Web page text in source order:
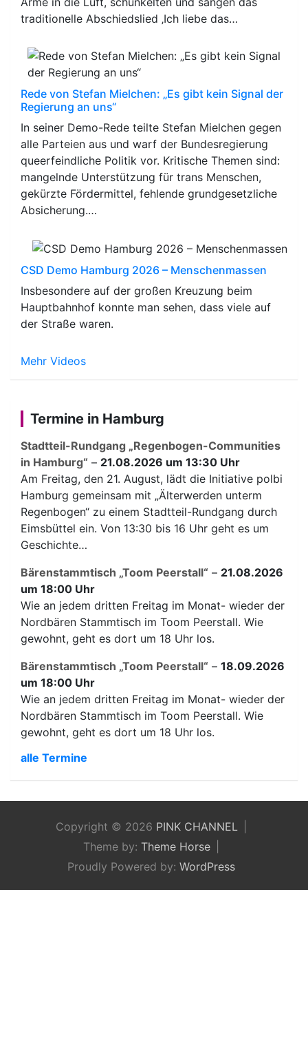
traditionelle Abschiedslied ‚Ich liebe das…
Rede von Stefan Mielchen: „Es gibt kein Signal der
Regierung an uns“
In seiner Demo-Rede teilte Stefan Mielchen gegen
alle Parteien aus und warf der Bundesregierung
queerfeindliche Politik vor. Kritische Themen sind:
mangelnde Unterstützung für trans Menschen,
gekürzte Fördermittel, fehlende grundgesetzliche
Absicherung.…
CSD Demo Hamburg 2026 – Menschenmassen
Insbesondere auf der großen Kreuzung beim
Hauptbahnhof konnte man sehen, dass viele auf
der Straße waren.
Mehr Videos
Termine in Hamburg
Stadtteil-Rundgang „Regenbogen-Communities
in Hamburg“ – 21.08.2026 um 13:30 Uhr
Am Freitag, den 21. August, lädt die Initiative polbi
Hamburg gemeinsam mit „Älterwerden unterm
Regenbogen“ zu einem Stadtteil-Rundgang durch
Eimsbüttel ein. Von 13:30 bis 16 Uhr geht es um
Geschichte…
Bärenstammtisch „Toom Peerstall“ – 21.08.2026
um 18:00 Uhr
Wie an jedem dritten Freitag im Monat- wieder der
Nordbären Stammtisch im Toom Peerstall. Wie
gewohnt, geht es dort um 18 Uhr los.
Bärenstammtisch „Toom Peerstall“ – 18.09.2026
um 18:00 Uhr
Wie an jedem dritten Freitag im Monat- wieder der
Nordbären Stammtisch im Toom Peerstall. Wie
gewohnt, geht es dort um 18 Uhr los.
alle Termine
Copyright © 2026 PINK CHANNEL
Theme by: Theme Horse
Proudly Powered by: WordPress